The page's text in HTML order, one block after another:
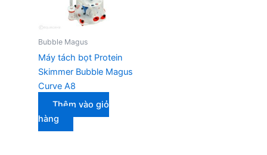
Bubble Magus
Máy tách bọt Protein
Skimmer Bubble Magus
Curve A8
Thêm vào giỏ
hàng